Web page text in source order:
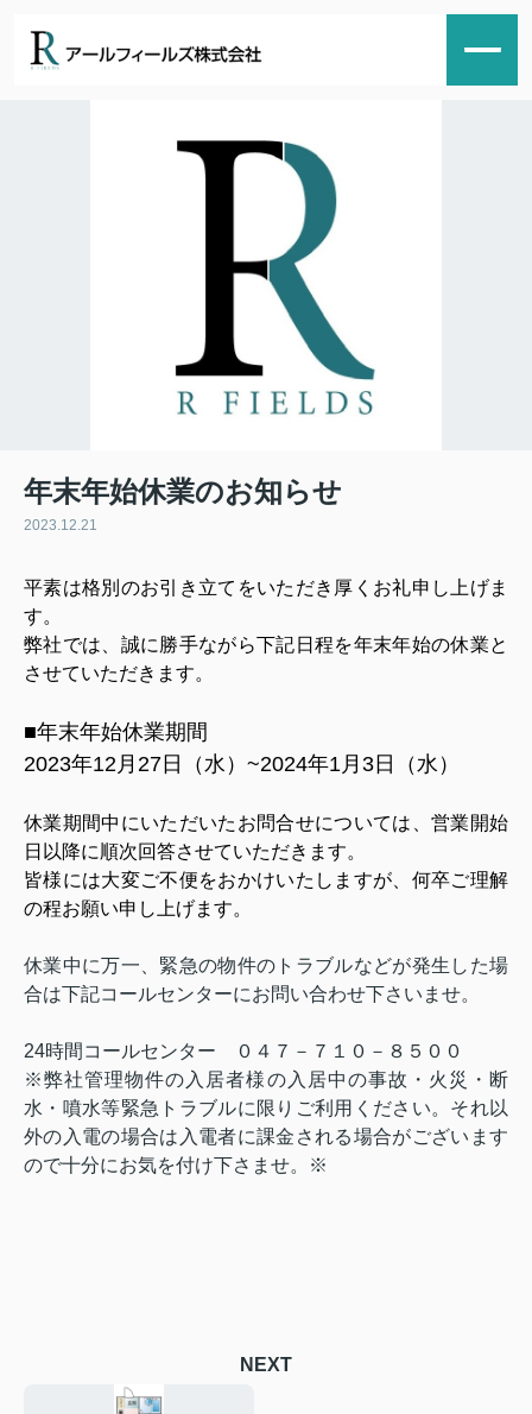
年末年始休業のお知らせ
2023.12.21
平素は格別のお引き立てをいただき厚くお礼申し上げま
す。
弊社では、誠に勝手ながら下記日程を年末年始の休業と
させていただきます。
■年末年始休業期間
2023年12月27日（水）~2024年1月3日（水）
休業期間中にいただいたお問合せについては、営業開始
日以降に順次回答させていただきます。
皆様には大変ご不便をおかけいたしますが、何卒ご理解
の程お願い申し上げます。
休業中に万一、緊急の物件のトラブルなどが発生した場
合は下記コールセンターにお問い合わせ下さいませ。
24時間コールセンター ０４７－７１０－８５００
※弊社管理物件の入居者様の入居中の事故・火災・断
水・噴水等緊急トラブルに限りご利用ください。それ以
外の入電の場合は入電者に課金される場合がございます
ので十分にお気を付け下さませ。※
NEXT